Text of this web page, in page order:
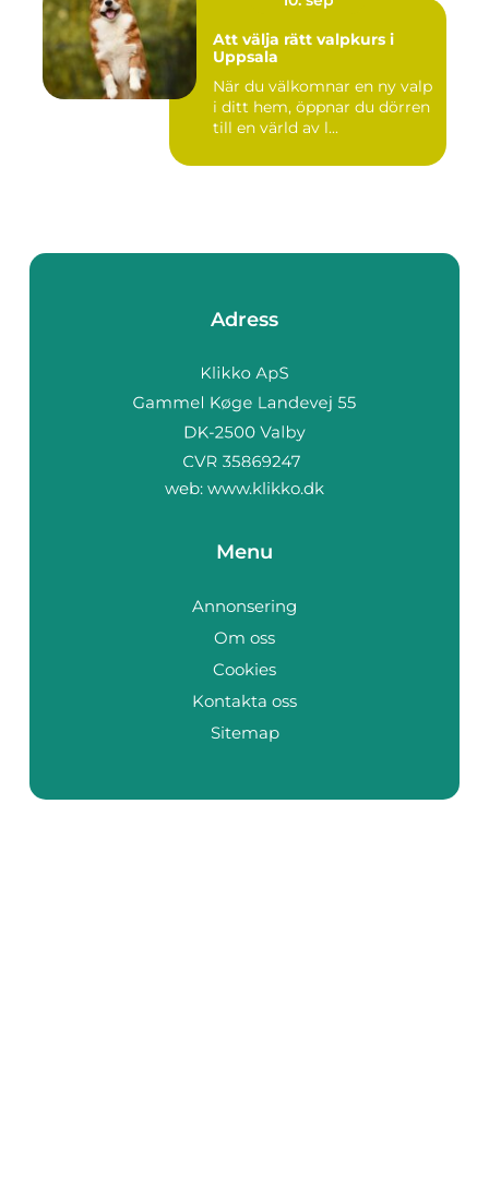
Att välja rätt valpkurs i
Uppsala
När du välkomnar en ny valp
i ditt hem, öppnar du dörren
till en värld av l...
Adress
web: www.klikko.dk
Menu
Annonsering
Om oss
Cookies
Kontakta oss
Sitemap